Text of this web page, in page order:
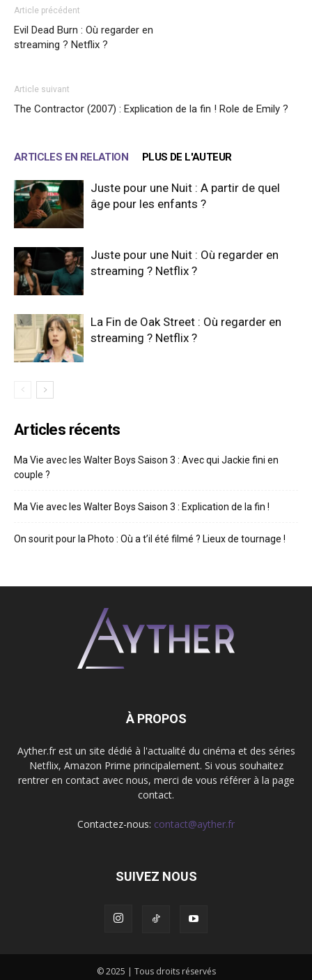
Article précédent
Evil Dead Burn : Où regarder en
streaming ? Netflix ?
Article suivant
The Contractor (2007) : Explication de la fin ! Role de Emily ?
ARTICLES EN RELATION PLUS DE L'AUTEUR
Juste pour une Nuit : A partir de quel
âge pour les enfants ?
Juste pour une Nuit : Où regarder en
streaming ? Netflix ?
La Fin de Oak Street : Où regarder en
streaming ? Netflix ?
Articles récents
Ma Vie avec les Walter Boys Saison 3 : Avec qui Jackie fini en
couple ?
Ma Vie avec les Walter Boys Saison 3 : Explication de la fin !
On sourit pour la Photo : Où a t’il été filmé ? Lieux de tournage !
À PROPOS
Ayther.fr est un site dédié à l'actualité du cinéma et des séries
Netflix, Amazon Prime principalement. Si vous souhaitez
rentrer en contact avec nous, merci de vous référer à la page
contact.
Contactez-nous: contact@ayther.fr
SUIVEZ NOUS
© 2025 | Tous droits réservés